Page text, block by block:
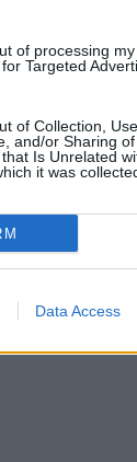
of processing my
Targeted
of Collection, Use,
and/or Sharing
Is Unrelated
it was
Data Access